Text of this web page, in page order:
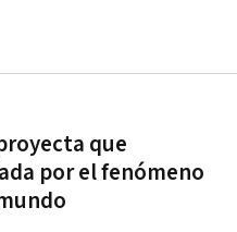
que
por el fenómeno